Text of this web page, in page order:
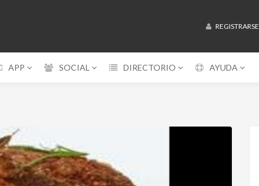
REGISTRARSE
APP SOCIAL DIRECTORIO AYUDA